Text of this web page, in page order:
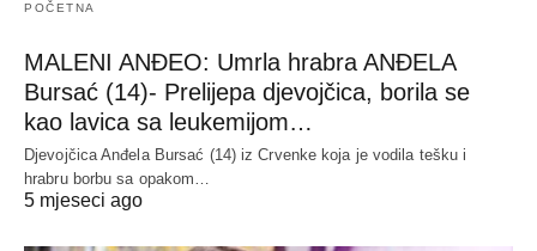
POČETNA
MALENI ANĐEO: Umrla hrabra ANĐELA
Bursać (14)- Prelijepa djevojčica, borila se
kao lavica sa leukemijom…
Djevojčica Anđela Bursać (14) iz Crvenke koja je vodila tešku i
hrabru borbu sa opakom…
5 mjeseci ago